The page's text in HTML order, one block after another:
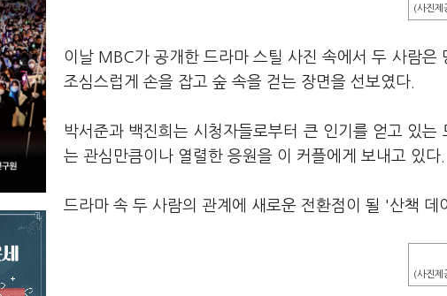
(사진
이날 MBC가 공개한 드라마 스틸 사진 속에서 두 사람
조심스럽게 손을 잡고 숲 속을 걷는 장면을 선보였다.
박서준과 백진희는 시청자들로부터 큰 인기를 얻고 있
는 관심만큼이나 열렬한 응원을 이 커플에게 보내고 있다.
드라마 속 두 사람의 관계에 새로운 전환점이 될 '산책
(사진